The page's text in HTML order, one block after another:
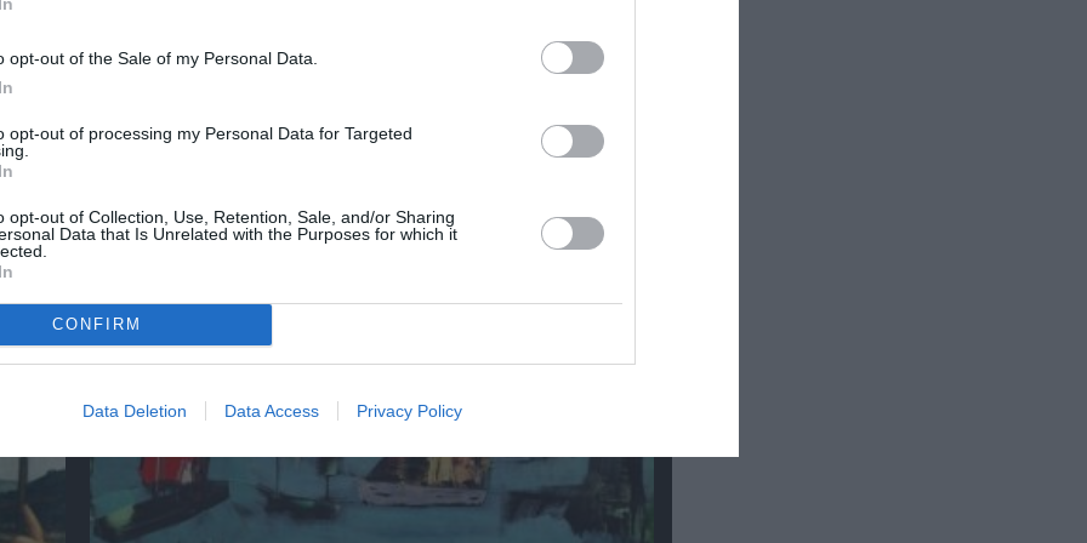
opt-out of the Sale of my Personal Data.
opt-out of processing my Personal Data for Targeted
opt-out of Collection, Use, Retention, Sale, and/or Sharing
Data that Is Unrelated with the Purposes for which it
CONFIRM
Data Deletion Data Access Privacy Policy